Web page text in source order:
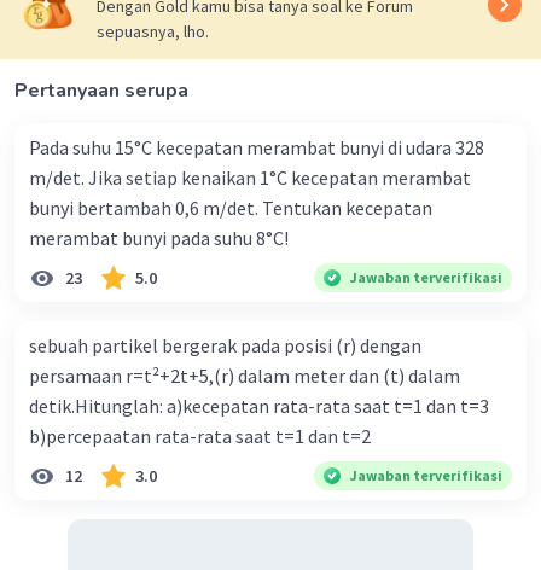
A = Luas permukaan (cm
Maka titik berat peluru tersebut adalah
x = (25 . 6,25 + 15 . 6,25) / (25 + 15)
x = 250 / 40
x = 6,25 cm
y = (A1.y1 + A2.y2) / (A1 + A2)
y = (25 . 1 + 15 . 3) / (25 + 15)
y = 1,75 cm
Maka titik berat benda tersebut adalah B. 1.75
cm
Dengan Gold kamu bisa tanya soal ke Forum
sepuasnya, lho.
Pertanyaan serupa
Pada suhu 15°C kecepatan merambat bunyi di udara 328
m/det. Jika setiap kenaikan 1°C kecepatan merambat
bunyi bertambah 0,6 m/det. Tentukan kecepatan
merambat bunyi pada suhu 8°C!
23 5.0 Jawaban terverifikasi
sebuah partikel bergerak pada posisi (r) dengan
persamaan r=t²+2t+5,(r) dalam meter dan (t) dalam
detik.Hitunglah: a)kecepatan rata-rata saat t=1 dan t=3
b)percepaatan rata-rata saat t=1 dan t=2
12 3.0 Jawaban terverifikasi